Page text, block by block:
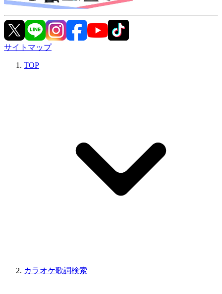
サイトマップ
TOP
カラオケ歌詞検索